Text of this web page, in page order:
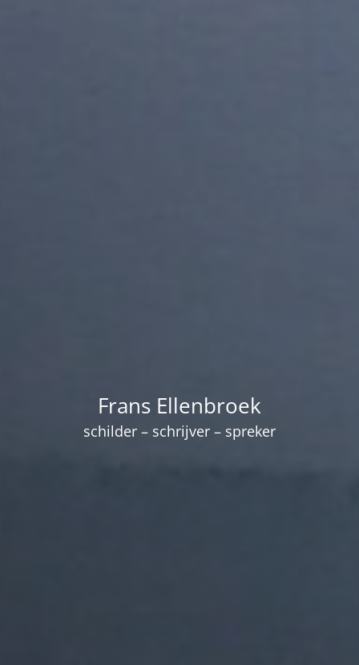
Frans Ellenbroek
schilder – schrijver – spreker